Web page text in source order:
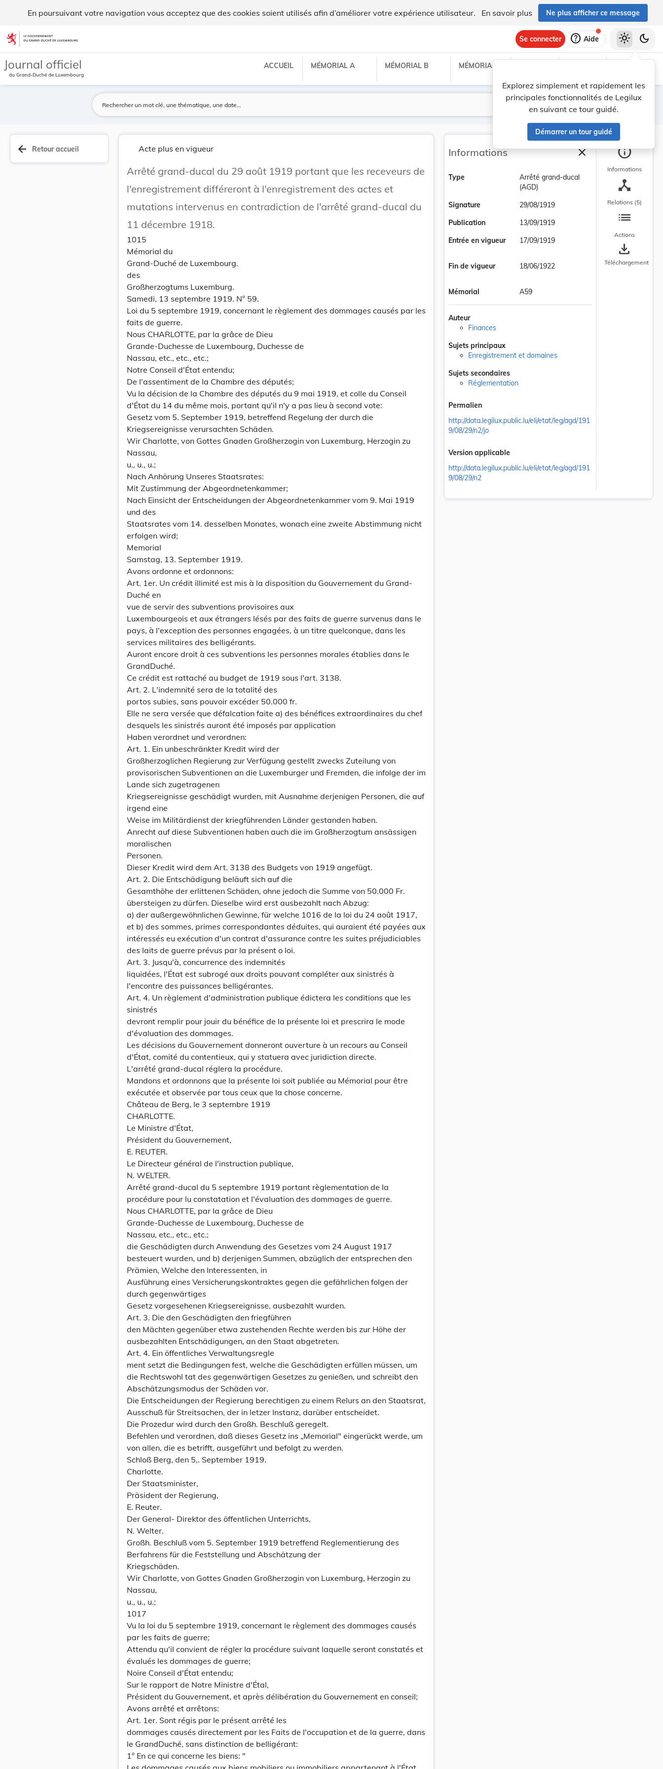
En poursuivant votre navigation vous acceptez que des cookies soient utilisés afin d’améliorer votre expérience utilisateur. En savoir plus Ne plus afficher ce message
Aller au contenu
Se connecter help Aide
Explorez simplement et rapidement les
principales fonctionnalités de Legilux
en suivant ce tour guidé.
Démarrer un tour guidé
light_mode dark_mode
Journal officiel
du Grand-Duché de Luxembourg
ACCUEIL MÉMORIAL A MÉMORIAL B MÉMORIAL C
Lancer la recherche
Filtres
arrow_back Retour accueil Acte plus en vigueur
Arrêté grand-ducal du 29 août 1919 portant que les receveurs de
l'enregistrement différeront à l'enregistrement des actes et
mutations intervenus en contradiction de l'arrêté grand-ducal du
11 décembre 1918.
1015
Mémorial du
Grand-Duché de Luxembourg.
des
Großherzogtums Luxemburg.
Samedi, 13 septembre 1919. N° 59.
Loi du 5 septembre 1919, concernant le règlement des dommages causés par les
faits de guerre.
Nous CHARLOTTE, par la grâce de Dieu
Grande-Duchesse de Luxembourg, Duchesse de
Nassau, etc., etc., etc.;
Notre Conseil d'État entendu;
De l'assentiment de la Chambre des députés;
Vu la décision de la Chambre des députés du 9 mai 1919, et colle du Conseil
d'État du 14 du même mois, portant qu'il n'y a pas lieu à second vote:
Gesetz vom 5. September 1919, betreffend Regelung der durch die
Kriegsereignisse verursachten Schäden.
Wir Charlotte, von Gottes Gnaden Großherzogin von Luxemburg, Herzogin zu
Nassau,
u., u., u.;
Nach Anhörung Unseres Staatsrates:
Mit Zustimmung der Abgeordnetenkammer;
Nach Einsicht der Entscheidungen der Abgeordnetenkammer vom 9. Mai 1919
und des
Staatsrates vom 14. desselben Monates, wonach eine zweite Abstimmung nicht
erfolgen wird;
Memorial
Samstag, 13. September 1919.
Avons ordonne et ordonnons:
Art. 1er. Un crédit illimité est mis à la disposition du Gouvernement du Grand-
Duché en
vue de servir des subventions provisoires aux
Luxembourgeois et aux étrangers lésés par des faits de guerre survenus dans le
pays, à l'exception des personnes engagées, à un titre quelconque, dans les
services militaires des belligérants.
Auront encore droit à ces subventions les personnes morales établies dans le
GrandDuché.
Ce crédit est rattaché au budget de 1919 sous l'art. 3138.
Art. 2. L'indemnité sera de la totalité des
portos subies, sans pouvoir excéder 50.000 fr.
Elle ne sera versée que défalcation faite a) des bénéfices extraordinaires du chef
desquels les sinistrés auront été imposés par application
Haben verordnet und verordnen:
Art. 1. Ein unbeschränkter Kredit wird der
Großherzoglichen Regierung zur Verfügung gestellt zwecks Zuteilung von
provisorischen Subventionen an die Luxemburger und Fremden, die infolge der im
Lande sich zugetragenen
Kriegsereignisse geschädigt wurden, mit Ausnahme derjenigen Personen, die auf
irgend eine
Weise im Militärdienst der kriegführenden Länder gestanden haben.
Anrecht auf diese Subventionen haben auch die im Großherzogtum ansässigen
moralischen
Personen.
Dieser Kredit wird dem Art. 3138 des Budgets von 1919 angefügt.
Art. 2. Die Entschädigung beläuft sich auf die
Gesamthöhe der erlittenen Schäden, ohne jedoch die Summe von 50.000 Fr.
übersteigen zu dürfen. Dieselbe wird erst ausbezahlt nach Abzug:
a) der außergewöhnlichen Gewinne, für welche 1016 de la loi du 24 août 1917,
et b) des sommes, primes correspondantes déduites, qui auraient été payées aux
intéressés eu exécution d'un contrat d'assurance contre les suites préjudiciables
des laits de guerre prévus par la présent o loi.
Art. 3. Jusqu'à, concurrence des indemnités
liquidées, l'État est subrogé aux droits pouvant compléter aux sinistrés à
l'encontre des puissances belligérantes.
Art. 4. Un règlement d'administration publique édictera les conditions que les
sinistrés
devront remplir pour jouir du bénéfice de la présente loi et prescrira le mode
d'évaluation des dommages.
Les décisions du Gouvernement donneront ouverture à un recours au Conseil
d'État, comité du contentieux, qui y statuera avec juridiction directe.
L'arrêté grand-ducal réglera la procédure.
Mandons et ordonnons que la présente loi soit publiée au Mémorial pour être
exécutée et observée par tous ceux que la chose concerne.
Château de Berg, le 3 septembre 1919
CHARLOTTE.
Le Ministre d'État,
Président du Gouvernement,
E. REUTER.
Le Directeur général de l'instruction publique,
N. WELTER.
Arrêté grand-ducal du 5 septembre 1919 portant règlementation de la
procédure pour lu constatation et l'évaluation des dommages de guerre.
Nous CHARLOTTE, par la grâce de Dieu
Grande-Duchesse de Luxembourg, Duchesse de
Nassau, etc., etc., etc.;
die Geschädigten durch Anwendung des Gesetzes vom 24 August 1917
besteuert wurden, und b) derjenigen Summen, abzüglich der entsprechen den
Prämien, Welche den Interessenten, in
Ausführung eines Versicherungskontraktes gegen die gefährlichen folgen der
durch gegenwärtiges
Gesetz vorgesehenen Kriegsereignisse, ausbezahlt wurden.
Art. 3. Die den Geschädigten den friegführen
den Mächten gegenüber etwa zustehenden Rechte werden bis zur Höhe der
ausbezahlten Entschädigungen, an den Staat abgetreten.
Art. 4. Ein öffentliches Verwaltungsregle
ment setzt die Bedingungen fest, welche die Geschädigten erfüllen müssen, um
die Rechtswohl tat des gegenwärtigen Gesetzes zu genießen, und schreibt den
Abschätzungsmodus der Schäden vor.
Die Entscheidungen der Regierung berechtigen zu einem Relurs an den Staatsrat,
Ausschuß für Streitsachen, der in letzer Instanz, darüber entscheidet.
Die Prozedur wird durch den Großh. Beschluß geregelt.
Befehlen und verordnen, daß dieses Gesetz ins „Memorial" eingerückt werde, um
von allen, die es betrifft, ausgeführt und befolgt zu werden.
Schloß Berg, den 5,. September 1919.
Charlotte.
Der Staatsminister,
Präsident der Regierung,
E. Reuter.
Der General- Direktor des öffentlichen Unterrichts,
N. Welter.
Großh. Beschluß vom 5. September 1919 betreffend Reglementierung des
Berfahrens für die Feststellung und Abschätzung der
Kriegschäden.
Wir Charlotte, von Gottes Gnaden Großherzogin von Luxemburg, Herzogin zu
Nassau,
u., u., u.;
1017
Vu la loi du 5 septembre 1919, concernant le règlement des dommages causés
par les faits de guerre;
Attendu qu'il convient de régler la procédure suivant laquelle seront constatés et
évalués les dommages de guerre;
Noire Conseil d'État entendu;
Sur le rapport de Notre Ministre d'Étal,
Président du Gouvernement, et après délibération du Gouvernement en conseil;
Avons arrêté et arrêtons:
Art. 1er. Sont régis par le présent arrêté les
dommages causés directement par les Faits de l'occupation et de la guerre, dans
le GrandDuché, sans distinction de belligérant:
1° En ce qui concerne les biens: "
Informations closeFermer la barre
Type
Arrêté grand-ducal
(AGD)
Signature
29/08/1919
Publication
13/09/1919
Entrée en vigueur
17/09/1919
Fin de vigueur 18/06/1922
Mémorial A59
Auteur
Finances
Sujets principaux
Enregistrement et domaines
Sujets secondaires
Réglementation
Permalien
http://data.legilux.public.lu/eli/etat/leg/agd/191
9/08/29/n2/jo
Version applicable
http://data.legilux.public.lu/eli/etat/leg/agd/191
9/08/29/n2
info
Informations
device_hub
Relations (5)
list
Actions
save_alt
Téléchargement